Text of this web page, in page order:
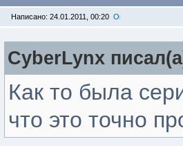
Написано: 24.01.2011, 00:20
СyberLynx
Как то была
что это точно